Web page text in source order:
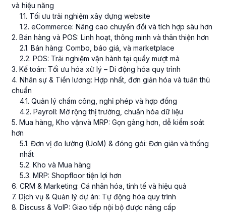
và hiệu năng
1.1. Tối ưu trải nghiệm xây dựng website
1.2. eCommerce: Nâng cao chuyển đổi và tích hợp sâu hơn
2. Bán hàng và POS: Linh hoạt, thông minh và thân thiện hơn
2.1. Bán hàng: Combo, báo giá, và marketplace
2.2. POS: Trải nghiệm vận hành tại quầy mượt mà
3. Kế toán: Tối ưu hóa xử lý – Di động hóa quy trình
4. Nhân sự & Tiền lương: Hợp nhất, đơn giản hóa và tuân thủ
chuẩn
4.1. Quản lý chấm công, nghỉ phép và hợp đồng
4.2. Payroll: Mở rộng thị trường, chuẩn hóa dữ liệu
5. Mua hàng, Kho vậnvà MRP: Gọn gàng hơn, dễ kiểm soát
hơn
5.1. Đơn vị đo lường (UoM) & đóng gói: Đơn giản và thống
nhất
5.2. Kho và Mua hàng
5.3. MRP: Shopfloor tiện lợi hơn
6. CRM & Marketing: Cá nhân hóa, tinh tế và hiệu quả
7. Dịch vụ & Quản lý dự án: Tự động hóa quy trình
8. Discuss & VoIP: Giao tiếp nội bộ được nâng cấp